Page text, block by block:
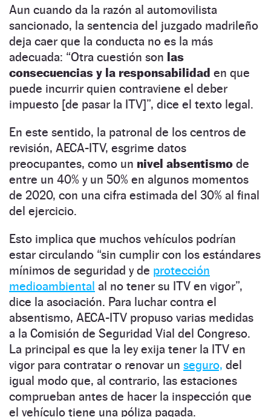
Aun cuando da la razón al automovilista
sancionado, la sentencia del juzgado madrileño
deja caer que la conducta no es la más
adecuada: “Otra cuestión son las
consecuencias y la responsabilidad en que
puede incurrir quien contraviene el deber
impuesto [de pasar la ITV]”, dice el texto legal.
En este sentido, la patronal de los centros de
revisión, AECA-ITV, esgrime datos
preocupantes, como un nivel absentismo de
entre un 40% y un 50% en algunos momentos
de 2020, con una cifra estimada del 30% al final
del ejercicio.
Esto implica que muchos vehículos podrían
estar circulando “sin cumplir con los estándares
mínimos de seguridad y de protección
medioambiental al no tener su ITV en vigor”,
dice la asociación. Para luchar contra el
absentismo, AECA-ITV propuso varias medidas
a la Comisión de Seguridad Vial del Congreso.
La principal es que la ley exija tener la ITV en
vigor para contratar o renovar un seguro, del
igual modo que, al contrario, las estaciones
comprueban antes de hacer la inspección que
el vehículo tiene una póliza pagada.